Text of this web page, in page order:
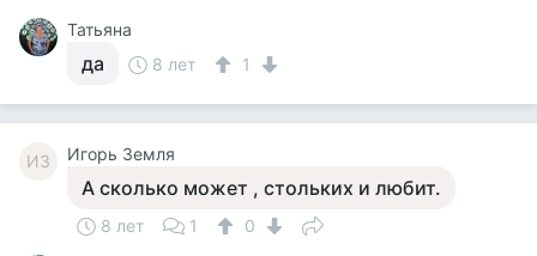
Татьяна
да 8 лет 1
ИЗ Игорь Земля
А сколько может , стольких и любит.
8 лет 1 0